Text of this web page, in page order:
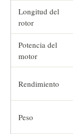
Longitud del
rotor
Potencia del
motor
Rendimiento
Peso